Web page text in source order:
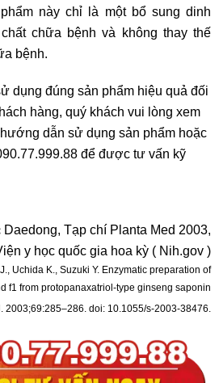
này chỉ là một bổ sung dinh
chữa bệnh và không thay thế
bệnh.
dụng đúng sản phẩm hiệu quả đối
hàng, quý khách vui lòng xem
dẫn sử dụng sản phẩm hoặc
để được tư vấn kỹ
Daedong, Tạp chí Planta Med 2003,
y học quốc gia hoa kỳ ( Nih.gov )
Uchida K., Suzuki Y. Enzymatic preparation of
f1 from protopanaxatriol-type ginseng saponin
2003;69:285–286. doi: 10.1055/s-2003-38476.